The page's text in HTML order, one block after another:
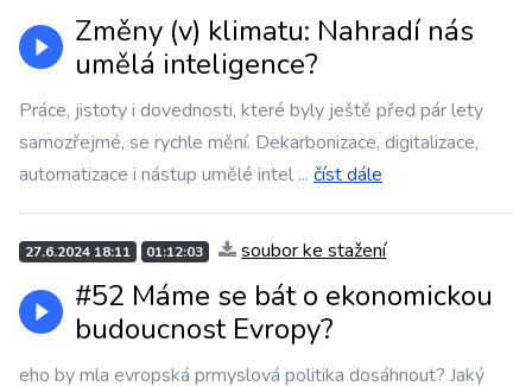
Změny (v) klimatu: Nahradí nás
umělá inteligence?
Práce, jistoty i dovednosti, které byly ještě před pár lety
samozřejmé, se rychle mění. Dekarbonizace, digitalizace,
automatizace i nástup umělé intel ... číst dále
27.6.2024 18:11 01:12:03 soubor ke stažení
#52 Máme se bát o ekonomickou
budoucnost Evropy?
eho by mla evropská prmyslová politika dosáhnout? Jaký